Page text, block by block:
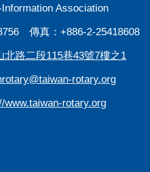
Association
傳真：+886-2-25418608
北路二段115巷43號7樓之1
rotary.org
www.taiwan-rotary.org